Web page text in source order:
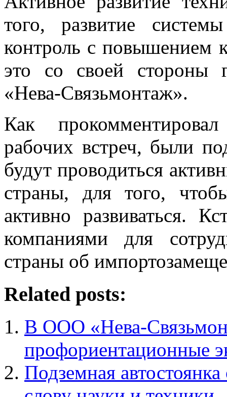
того, развитие
контроль с повышением
это со своей стороны
«Нева-Связьмонтаж».
Как
рабочих встреч, были
будут проводиться
страны, для того,
активно развиваться.
компаниями для
страны об
Related posts:
В ООО «Нева-
профориентационные
Подземная